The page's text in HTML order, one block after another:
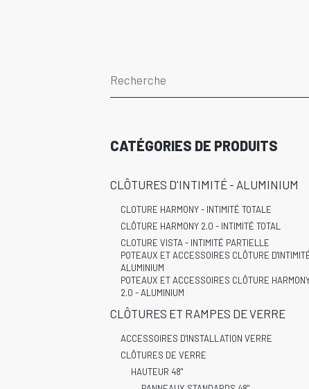
CATÉGORIES DE PRODUITS
CLÔTURES D'INTIMITÉ - ALUMINIUM
CLOTURE HARMONY - INTIMITÉ TOTALE
CLÔTURE HARMONY 2.0 - INTIMITÉ TOTAL
CLOTURE VISTA - INTIMITÉ PARTIELLE
POTEAUX ET ACCESSOIRES CLÔTURE
ALUMINIUM
POTEAUX ET ACCESSOIRES CLÔTURE
2.0 - ALUMINIUM
CLÔTURES ET RAMPES DE VERRE
ACCESSOIRES D'INSTALLATION VERRE
CLÔTURES DE VERRE
HAUTEUR 48"